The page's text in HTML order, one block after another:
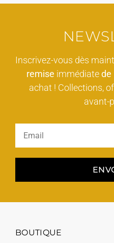
Inscrivez-vous dès
remise immédiatede
achat ! Collections,
avant-
BOUTIQUE